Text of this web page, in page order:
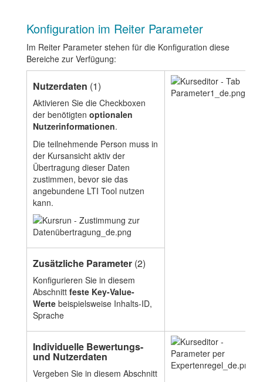
Konfiguration im Reiter Parameter
Im Reiter Parameter stehen für die Konfiguration diese
Bereiche zur Verfügung:
Nutzerdaten (1)
Aktivieren Sie die Checkboxen
der benötigten optionalen
Nutzerinformationen.
Die teilnehmende Person muss in
der Kursansicht aktiv der
Übertragung dieser Daten
zustimmen, bevor sie das
angebundene LTI Tool nutzen
kann.
Zusätzliche Parameter (2)
Konfigurieren Sie in diesem
Abschnitt feste Key-Value-
Wertebeispielsweise Inhalts-ID,
Sprache
Individuelle Bewertungs-
und Nutzerdaten
Vergeben Sie in diesem Abschnitt